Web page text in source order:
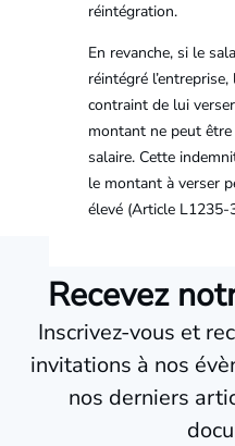
réintégration.
En revanche, si le
réintégré l’entreprise,
contraint de lui
montant ne peut
salaire. Cette
le montant à verser
élevé (Article
Recevez
Inscrivez-vous et
invitations à nos
nos derniers